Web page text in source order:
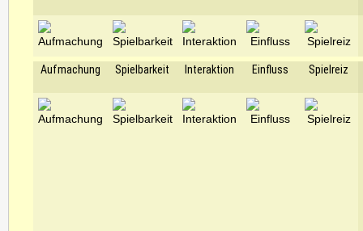
Aufmachung Spielbarkeit Interaktion Einfluss Spielreiz